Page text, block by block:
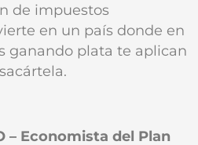
de impuestos
en un país donde en
ganando plata te aplican
– Economista del Plan